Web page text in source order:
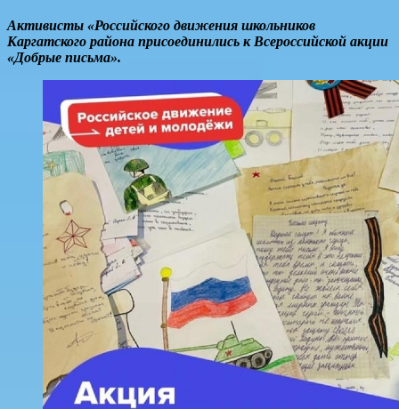
Активисты «Российского движения школьников
Каргатского района присоединились к Всероссийской акции
«Добрые письма».